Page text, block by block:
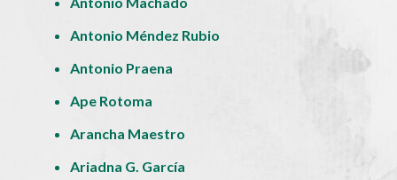
Antonio Méndez Rubio
Antonio Praena
Ape Rotoma
Arancha Maestro
Ariadna G. García